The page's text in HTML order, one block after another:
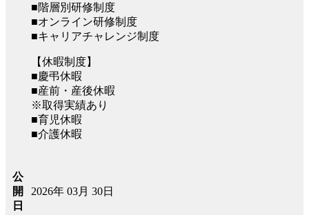
■階層別研修制度
■オンライン研修制度
■キャリアチャレンジ制度
【休暇制度】
■慶弔休暇
■産前・産後休暇
※取得実績あり
■育児休暇
■介護休暇
公
開
日
2026年 03月 30日